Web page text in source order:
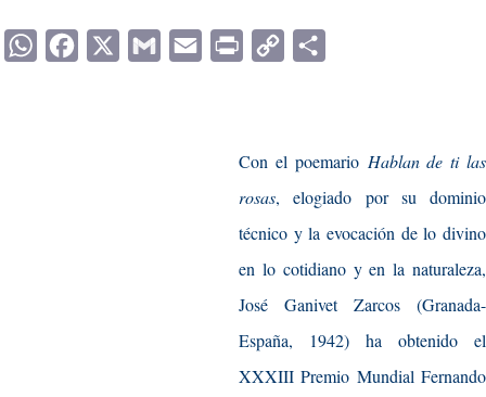
WhatsAppFacebook Gmail Email Print
Copy
Con el poemario Hablan de ti las
rosas, elogiado por su dominio
técnico y la evocación de lo divino
en lo cotidiano y en la naturaleza,
José Ganivet Zarcos (Granada-
España, 1942) ha obtenido el
XXXIII Premio Mundial Fernando